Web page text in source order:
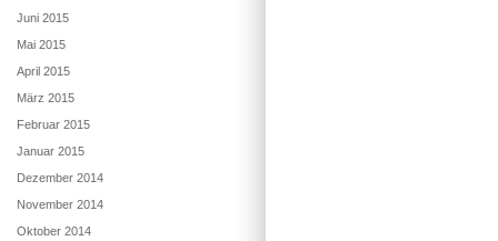
Juni 2015
Mai 2015
April 2015
März 2015
Februar 2015
Januar 2015
Dezember 2014
November 2014
Oktober 2014